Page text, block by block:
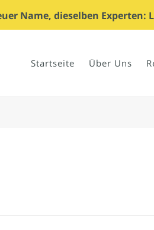
Name, dieselben Experten:
Startseite Über Uns